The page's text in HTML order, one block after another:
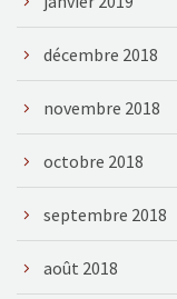
décembre 2018
novembre 2018
octobre 2018
septembre 2018
août 2018